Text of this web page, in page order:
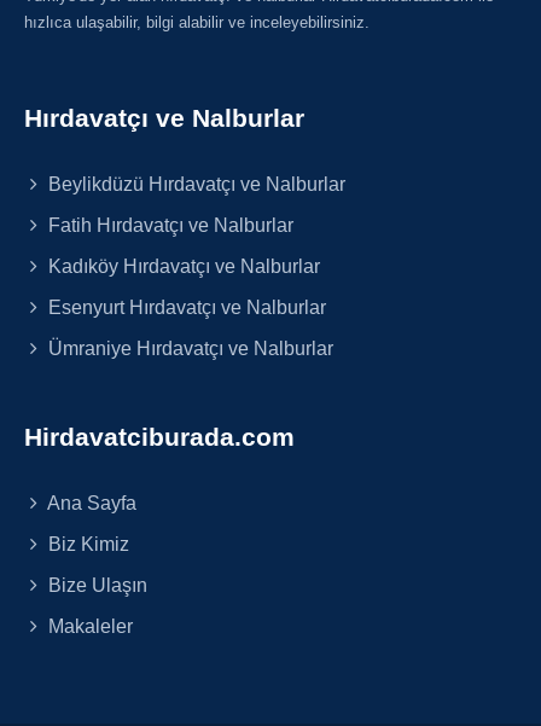
hızlıca ulaşabilir, bilgi alabilir ve inceleyebilirsiniz.
Hırdavatçı ve Nalburlar
Beylikdüzü Hırdavatçı ve Nalburlar
Fatih Hırdavatçı ve Nalburlar
Kadıköy Hırdavatçı ve Nalburlar
Esenyurt Hırdavatçı ve Nalburlar
Ümraniye Hırdavatçı ve Nalburlar
Hirdavatciburada.com
Ana Sayfa
Biz Kimiz
Bize Ulaşın
Makaleler